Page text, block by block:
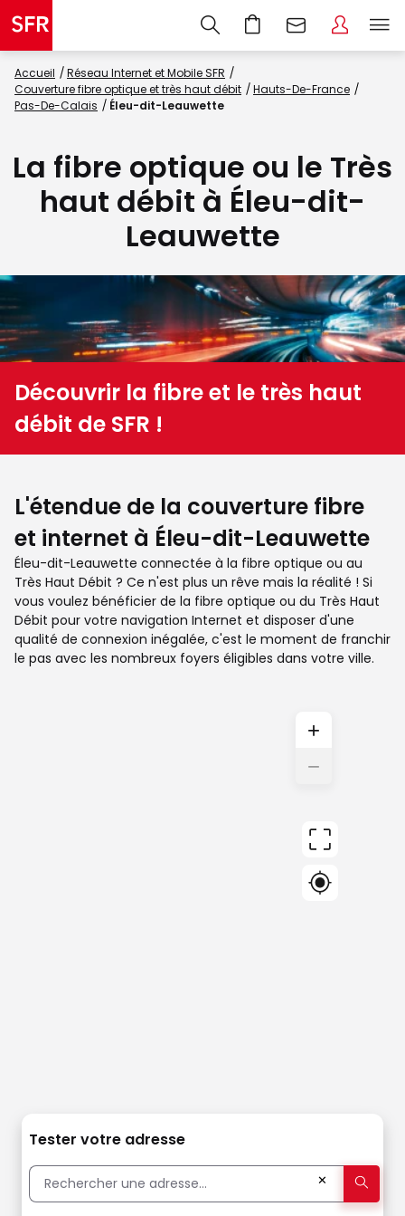
Accueil
Réseau Internet et Mobile SFR
Couverture fibre optique et très haut débit
Hauts-De-France
Pas-De-Calais
Éleu-dit-Leauwette
La fibre optique ou le Très
haut débit à Éleu-dit-
Leauwette
Découvrir la fibre et le très haut
débit de SFR !
L'étendue de la couverture fibre
et internet à Éleu-dit-Leauwette
Éleu-dit-Leauwette connectée à la fibre optique ou au
Très Haut Débit ? Ce n'est plus un rêve mais la réalité ! Si
vous voulez bénéficier de la fibre optique ou du Très Haut
Débit pour votre navigation Internet et disposer d'une
qualité de connexion inégalée, c'est le moment de franchir
le pas avec les nombreux foyers éligibles dans votre ville.
+
−
Tester votre adresse
✕